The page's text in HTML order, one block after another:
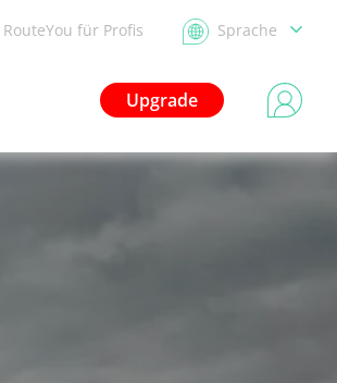
RouteYou für Profis Sprache
Upgrade